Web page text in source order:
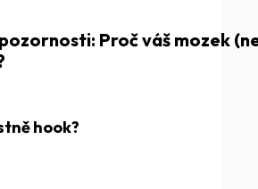
Proč váš mozek
hook?